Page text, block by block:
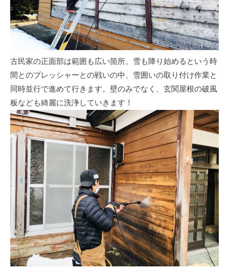
古民家の正面部は範囲も広い箇所。雪も降り始めるという時
間とのプレッシャーとの戦いの中、雪囲いの取り付け作業と
同時並行で進めて行きます。壁のみでなく、玄関屋根の破風
板なども綺麗に洗浄していきます！